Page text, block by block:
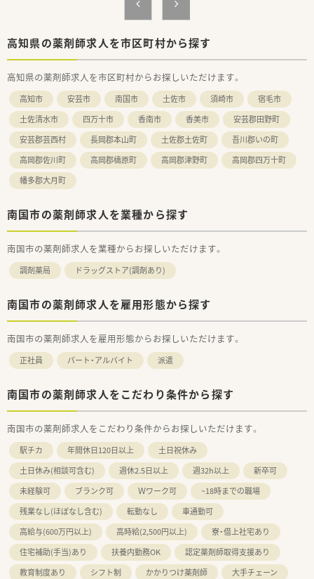
結婚休暇・出産休暇（産休取得者以外）・産前産後休暇・忌引休暇・
子の看護休暇・介護休暇が取得可能です。
★少しでも気になった方はお気軽にお問合せください！
高知県の薬剤師求人を市区町村から探す
高知県の薬剤師求人を市区町村からお探しいただけます。
高知市 安芸市 南国市 土佐市 須崎市
宿毛市
土佐清水市
四万十市 香南市 香美市
安芸郡田野町
安芸郡芸西村
長岡郡本山町 土佐郡土佐町
吾川郡いの町
高岡郡佐川町
高岡郡檮原町 高岡郡津野町
高岡郡四万十町
幡多郡大月町
南国市の薬剤師求人を業種から探す
南国市の薬剤師求人を業種からお探しいただけます。
調剤薬局 ドラッグストア(調剤あり)
南国市の薬剤師求人を雇用形態から探す
南国市の薬剤師求人を雇用形態からお探しいただけます。
正社員 パート・アルバイト 派遣
南国市の薬剤師求人をこだわり条件から探す
南国市の薬剤師求人をこだわり条件からお探しいただけます。
駅チカ 年間休日120日以上
土日祝休み
土日休み(相談可含む)
週休2.5日以上 週32h以上
新卒可
未経験可
ブランク可 Ｗワーク可
~18時までの職場
残業なし(ほぼなし含む)
転勤なし
車通勤可
高給与(600万円以上)
高時給(2,500円以上)
寮・借上社宅あり
住宅補助(手当)あり
扶養内勤務OK
認定薬剤師取得支援あり
教育制度あり
シフト制 かかりつけ薬剤師
大手チェーン